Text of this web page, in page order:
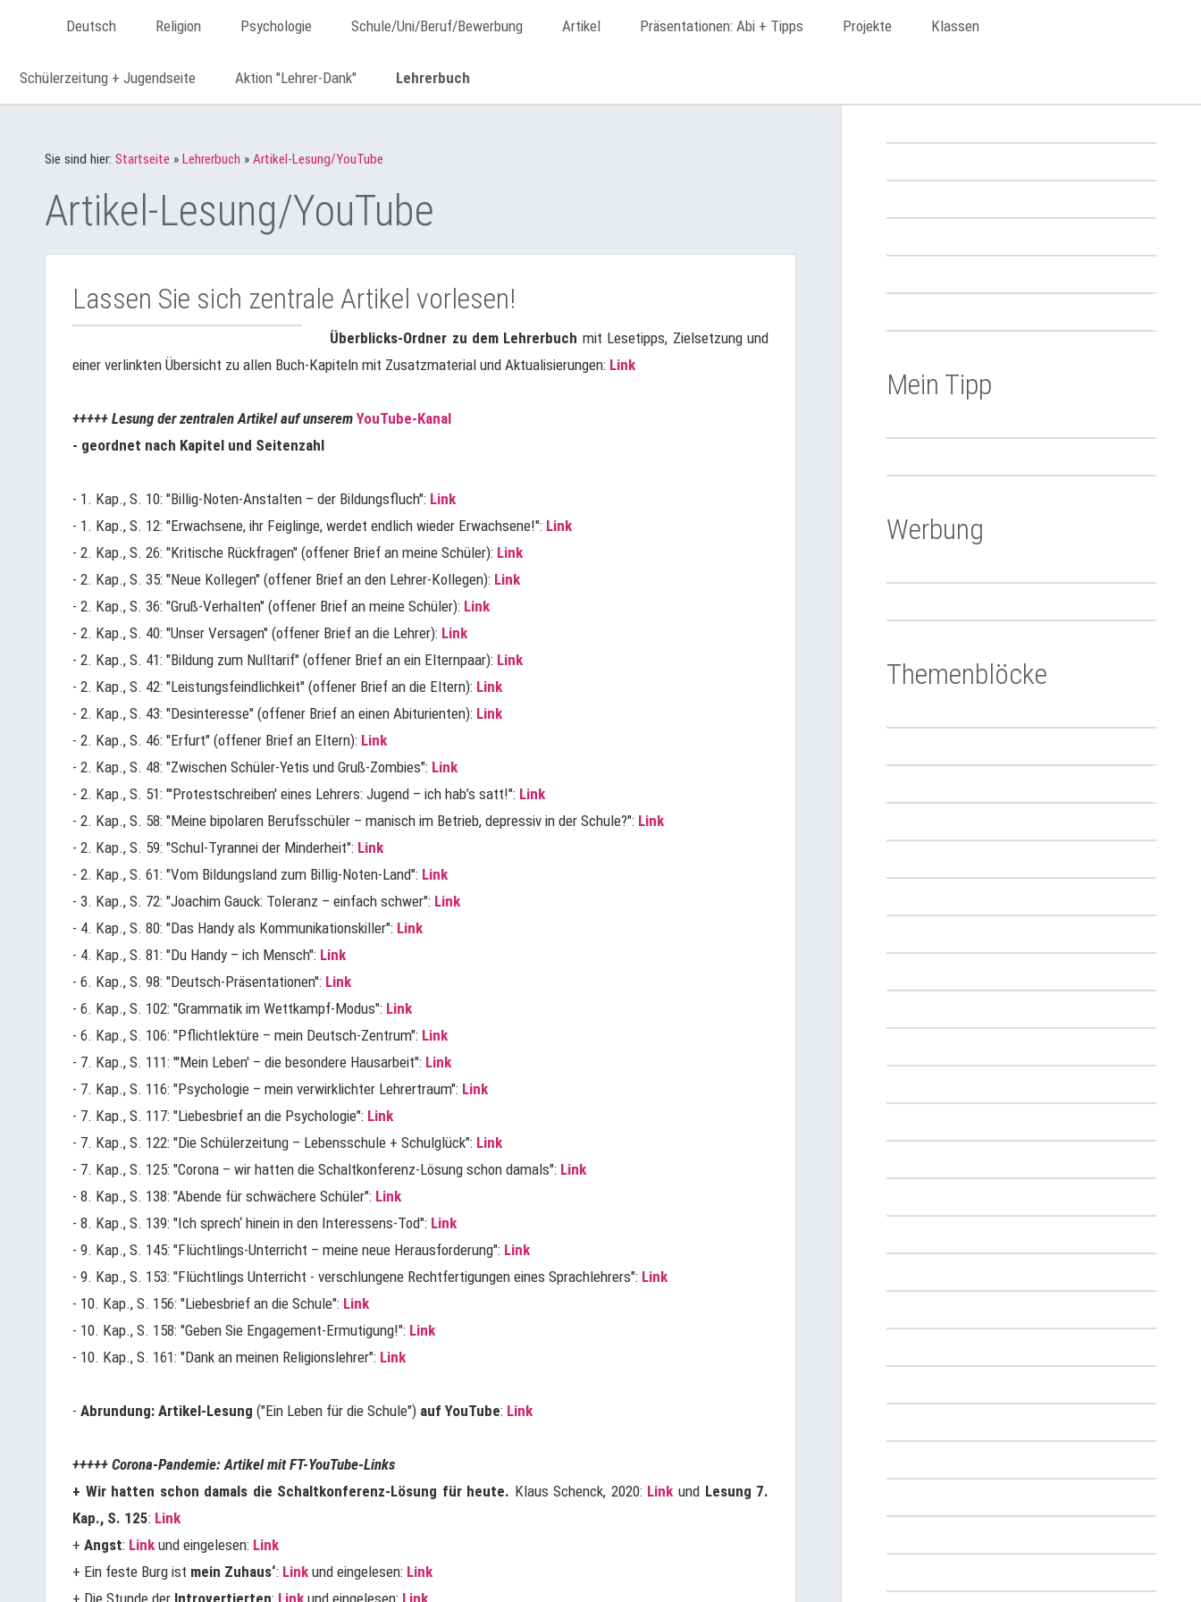
Deutsch Religion Psychologie Schule/Uni/Beruf/Bewerbung Artikel Präsentationen: Abi + Tipps Projekte Klassen
Schülerzeitung + Jugendseite Aktion "Lehrer-Dank" Lehrerbuch
Sie sind hier: Startseite » Lehrerbuch » Artikel-Lesung/YouTube
Artikel-Lesung/YouTube
Lassen Sie sich zentrale Artikel vorlesen!
Überblicks-Ordner zu dem Lehrerbuch mit Lesetipps, Zielsetzung und
einer verlinkten Übersicht zu allen Buch-Kapiteln mit Zusatzmaterial und Aktualisierungen: Link
+++++ Lesung der zentralen Artikel auf unserem YouTube-Kanal
- geordnet nach Kapitel und Seitenzahl
- 1. Kap., S. 10: "Billig-Noten-Anstalten – der Bildungsfluch": Link
- 1. Kap., S. 12: "Erwachsene, ihr Feiglinge, werdet endlich wieder Erwachsene!": Link
- 2. Kap., S. 26: "Kritische Rückfragen" (offener Brief an meine Schüler): Link
- 2. Kap., S. 35: "Neue Kollegen" (offener Brief an den Lehrer-Kollegen): Link
- 2. Kap., S. 36: "Gruß-Verhalten" (offener Brief an meine Schüler): Link
- 2. Kap., S. 40: "Unser Versagen" (offener Brief an die Lehrer): Link
- 2. Kap., S. 41: "Bildung zum Nulltarif" (offener Brief an ein Elternpaar): Link
- 2. Kap., S. 42: "Leistungsfeindlichkeit" (offener Brief an die Eltern): Link
- 2. Kap., S. 43: "Desinteresse" (offener Brief an einen Abiturienten): Link
- 2. Kap., S. 46: "Erfurt" (offener Brief an Eltern): Link
- 2. Kap., S. 48: "Zwischen Schüler-Yetis und Gruß-Zombies": Link
- 2. Kap., S. 51: "'Protestschreiben' eines Lehrers: Jugend – ich hab’s satt!": Link
- 2. Kap., S. 58: "Meine bipolaren Berufsschüler – manisch im Betrieb, depressiv in der Schule?": Link
- 2. Kap., S. 59: "Schul-Tyrannei der Minderheit": Link
- 2. Kap., S. 61: "Vom Bildungsland zum Billig-Noten-Land": Link
- 3. Kap., S. 72: "Joachim Gauck: Toleranz – einfach schwer": Link
- 4. Kap., S. 80: "Das Handy als Kommunikationskiller": Link
- 4. Kap., S. 81: "Du Handy – ich Mensch": Link
- 6. Kap., S. 98: "Deutsch-Präsentationen": Link
- 6. Kap., S. 102: "Grammatik im Wettkampf-Modus": Link
- 6. Kap., S. 106: "Pflichtlektüre – mein Deutsch-Zentrum": Link
- 7. Kap., S. 111: "'Mein Leben' – die besondere Hausarbeit": Link
- 7. Kap., S. 116: "Psychologie – mein verwirklichter Lehrertraum": Link
- 7. Kap., S. 117: "Liebesbrief an die Psychologie": Link
- 7. Kap., S. 122: "Die Schülerzeitung – Lebensschule + Schulglück": Link
- 7. Kap., S. 125: "Corona – wir hatten die Schaltkonferenz-Lösung schon damals": Link
- 8. Kap., S. 138: "Abende für schwächere Schüler": Link
- 8. Kap., S. 139: "Ich sprech‘ hinein in den Interessens-Tod": Link
- 9. Kap., S. 145: "Flüchtlings-Unterricht – meine neue Herausforderung": Link
- 9. Kap., S. 153: "Flüchtlings Unterricht - verschlungene Rechtfertigungen eines Sprachlehrers": Link
- 10. Kap., S. 156: "Liebesbrief an die Schule": Link
- 10. Kap., S. 158: "Geben Sie Engagement-Ermutigung!": Link
- 10. Kap., S. 161: "Dank an meinen Religionslehrer": Link
- Abrundung: Artikel-Lesung ("Ein Leben für die Schule") auf YouTube: Link
+++++ Corona-Pandemie: Artikel mit FT-YouTube-Links
+ Wir hatten schon damals die Schaltkonferenz-Lösung für heute. Klaus Schenck, 2020: Link und Lesung 7.
Kap., S. 125: Link
+ Angst: Link und eingelesen: Link
+ Ein feste Burg ist mein Zuhaus‘: Link und eingelesen: Link
+ Die Stunde der Introvertierten: Link und eingelesen: Link
Mein Tipp
Werbung
Themenblöcke